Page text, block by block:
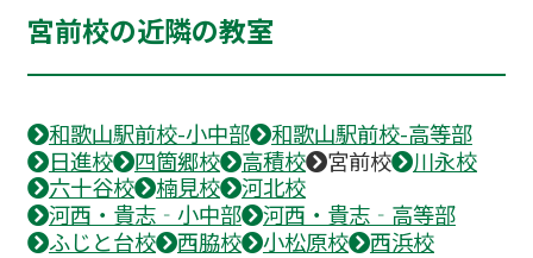
宮前校の近隣の教室
和歌山駅前校-小中部
和歌山駅前校-高等部
日進校
四箇郷校 高積校 宮前校
川永校
六十谷校
楠見校
河北校
河西・貴志‐小中部
河西・貴志‐高等部
ふじと台校
西脇校 小松原校 西浜校